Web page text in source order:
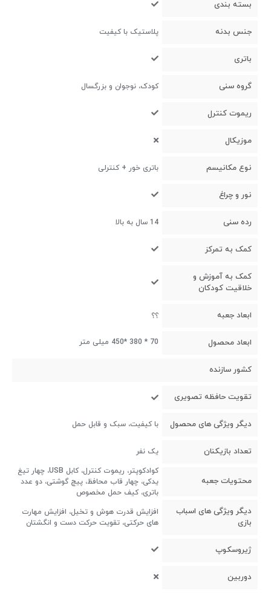
بسته بندی
جنس بدنه پلاستیک با کیفیت
باتری
گروه سنی کودک، نوجوان و بزرگسال
ریموت کنترل
موزیکال
نوع مکانیسم باتری خور + کنترلی
نور و چراغ
رده سنی 14 سال به بالا
کمک به تمرکز
کمک به آموزش و
خلاقیت کودکان
ابعاد جعبه ؟؟
ابعاد محصول 70 * 380 *450 میلی متر
کشور سازنده
تقویت حافظه تصویری
دیگر ویژگی های محصول با کیفیت، سبک و قابل حمل
تعداد بازیکنان یک نفر
محتویات جعبه
کوادکوپتر، ریموت کنترل، کابل USB، چهار تیغ
یدکی، چهار قاب محافظ، پیچ گوشتی، دو عدد
باتری، کیف حمل مخصوص
دیگر ویژگی های اسباب
بازی
افزایش قدرت هوش و تخیل، افزایش مهارت
های حرکتی، تقویت حرکت دست و انگشتان
ژیروسکوپ
دوربین